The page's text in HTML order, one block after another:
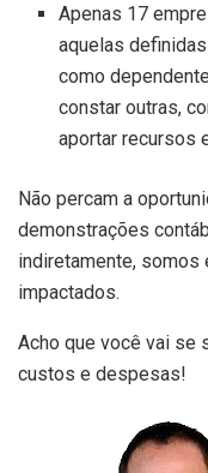
Apenas 17
aquelas
como
constar outras,
aportar recursos
Não percam a
demonstrações
indiretamente, somos
impactados.
Acho que você vai se
custos e despesas!